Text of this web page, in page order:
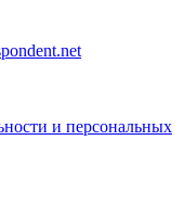
и персональных